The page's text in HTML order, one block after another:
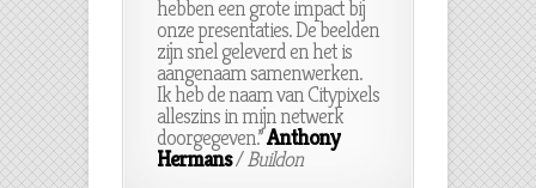
hebben een grote impact bij
onze presentaties. De beelden
zijn snel geleverd en het is
aangenaam samenwerken.
Ik heb de naam van Citypixels
alleszins in mijn netwerk
doorgegeven.”Anthony
Hermans/Buildon